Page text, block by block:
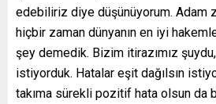
edebiliriz diye düşünüyorum. Adam
hiçbir zaman dünyanın en iyi
şey demedik. Bizim itirazımız
istiyorduk. Hatalar eşit dağılsın
takıma sürekli pozitif hata olsun da